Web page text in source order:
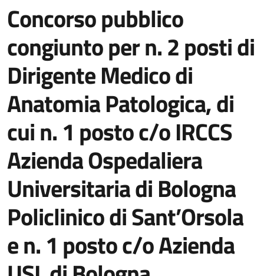
Concorso pubblico
congiunto per n. 2 posti di
Dirigente Medico di
Anatomia Patologica, di
cui n. 1 posto c/o IRCCS
Azienda Ospedaliera
Universitaria di Bologna
Policlinico di Sant’Orsola
e n. 1 posto c/o Azienda